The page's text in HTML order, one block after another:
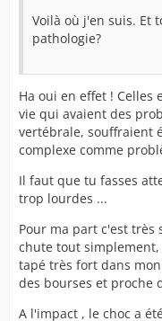
Voilà où j'en suis. Et
pathologie?
Ha oui en effet ! Celles
vie qui avaient des
vertébrale, souffraient
complexe comme
Il faut que tu fasses
trop lourdes ...
Pour ma part c'est très
chute tout simplement,
tapé très fort dans
des bourses et proche
A l'impact , le choc a